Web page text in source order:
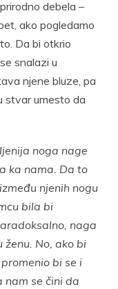
debela –
ako pogledamo
Da bi otkrio
snalazi u
njene bluze, pa
stvar umesto da
noga nage
ka nama. Da to
njenih nogu
bila bi
naga
No, ako bi
bi se i
nam se čini da